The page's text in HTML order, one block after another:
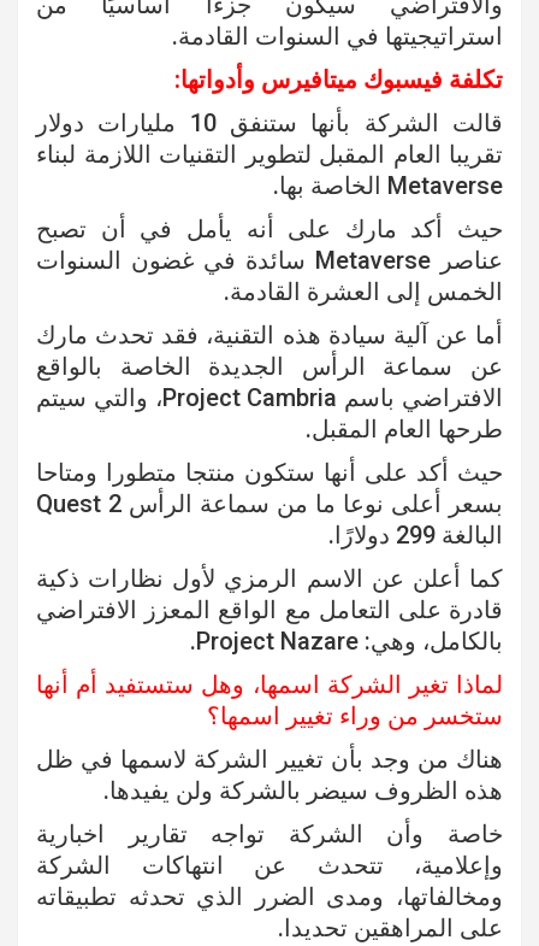
استراتيجيتها في السنوات القادمة.
تكلفة فيسبوك ميتافيرس وأدواتها:
قالت الشركة بأنها ستنفق 10 مليارات دولار
تقريبا العام المقبل لتطوير التقنيات اللازمة لبناء
Metaverse الخاصة بها.
حيث أكد مارك على أنه يأمل في أن تصبح
عناصر Metaverse سائدة في غضون السنوات
الخمس إلى العشرة القادمة.
أما عن آلية سيادة هذه التقنية، فقد تحدث مارك
عن سماعة الرأس الجديدة الخاصة بالواقع
الافتراضي باسم Project Cambria، والتي سيتم
طرحها العام المقبل.
حيث أكد على أنها ستكون منتجا متطورا ومتاحا
بسعر أعلى نوعا ما من سماعة الرأس Quest 2
البالغة 299 دولارًا.
كما أعلن عن الاسم الرمزي لأول نظارات ذكية
قادرة على التعامل مع الواقع المعزز الافتراضي
بالكامل، وهي: Project Nazare.
لماذا تغير الشركة اسمها، وهل ستستفيد أم أنها
ستخسر من وراء تغيير اسمها؟
هناك من وجد بأن تغيير الشركة لاسمها في ظل
هذه الظروف سيضر بالشركة ولن يفيدها.
خاصة وأن الشركة تواجه تقارير اخبارية
وإعلامية، تتحدث عن انتهاكات الشركة
ومخالفاتها، ومدى الضرر الذي تحدثه تطبيقاته
على المراهقين تحديدا.